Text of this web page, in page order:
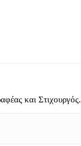
και Στιχουργός.